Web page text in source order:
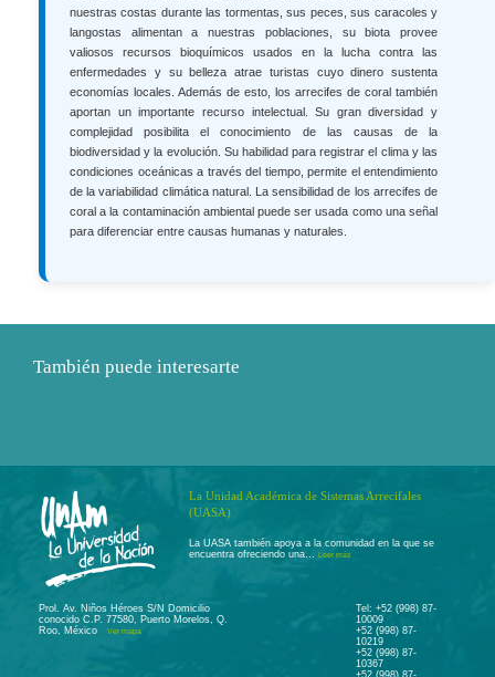
nuestras costas durante las tormentas, sus peces, sus caracoles y
langostas alimentan a nuestras poblaciones, su biota provee
valiosos recursos bioquímicos usados en la lucha contra las
enfermedades y su belleza atrae turistas cuyo dinero sustenta
economías locales. Además de esto, los arrecifes de coral también
aportan un importante recurso intelectual. Su gran diversidad y
complejidad posibilita el conocimiento de las causas de la
biodiversidad y la evolución. Su habilidad para registrar el clima y las
condiciones oceánicas a través del tiempo, permite el entendimiento
de la variabilidad climática natural. La sensibilidad de los arrecifes de
coral a la contaminación ambiental puede ser usada como una señal
para diferenciar entre causas humanas y naturales.
También puede interesarte
La Unidad Académica de Sistemas Arrecifales
(UASA)
La UASA también apoya a la comunidad en la que se
encuentra ofreciendo una… Leer más
Prol. Av. Niños Héroes S/N Domicilio
conocido C.P. 77580, Puerto Morelos, Q.
Roo, México Ver mapa
Tel: +52 (998) 87-
10009
+52 (998) 87-
10219
+52 (998) 87-
10367
+52 (998) 87-